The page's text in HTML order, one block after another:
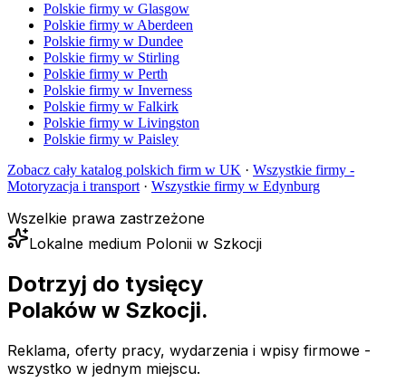
Polskie firmy w Glasgow
Polskie firmy w Aberdeen
Polskie firmy w Dundee
Polskie firmy w Stirling
Polskie firmy w Perth
Polskie firmy w Inverness
Polskie firmy w Falkirk
Polskie firmy w Livingston
Polskie firmy w Paisley
Zobacz cały katalog polskich firm w UK · Wszystkie firmy -
Motoryzacja i transport · Wszystkie firmy w Edynburg
Wszelkie prawa zastrzeżone
Lokalne medium Polonii w Szkocji
Dotrzyj do tysięcy
Polaków w Szkocji.
Reklama, oferty pracy, wydarzenia i wpisy firmowe -
wszystko w jednym miejscu.